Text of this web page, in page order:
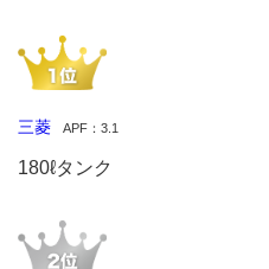
三菱 APF：3.1
180ℓタンク